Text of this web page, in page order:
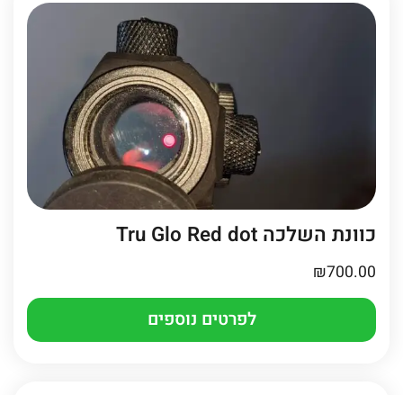
כוונת השלכה Tru Glo Red dot
₪700.00
לפרטים נוספים